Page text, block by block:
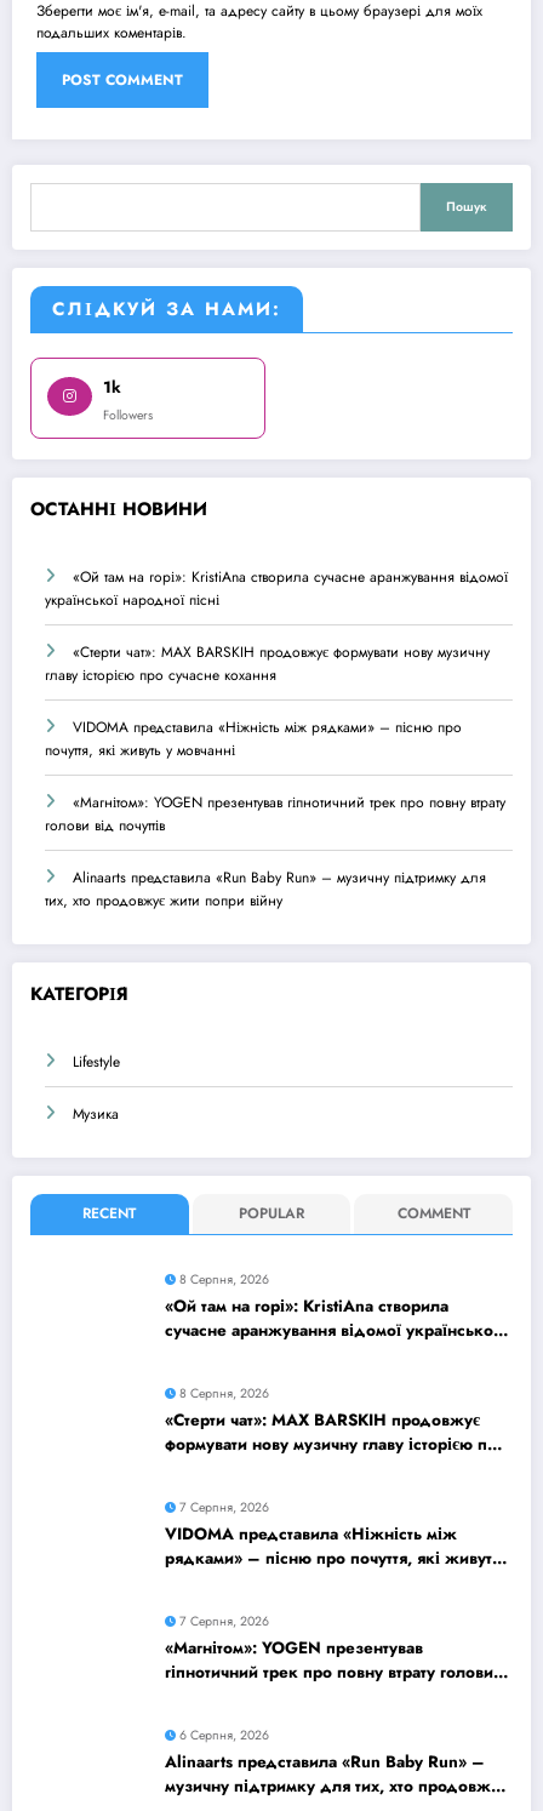
Зберегти моє ім'я, e-mail, та адресу сайту в цьому браузері для моїх
подальших коментарів.
Пошук
СЛІДКУЙ ЗА НАМИ:
1k
Followers
ОСТАННІ НОВИНИ
«Ой там на горі»: KristiAna створила сучасне аранжування відомої
української народної пісні
«Стерти чат»: MAX BARSKIH продовжує формувати нову музичну
главу історією про сучасне кохання
VIDOMA представила «Ніжність між рядками» – пісню про
почуття, які живуть у мовчанні
«Магнітом»: YOGEN презентував гіпнотичний трек про повну втрату
голови від почуттів
Alinaarts представила «Run Baby Run» – музичну підтримку для
тих, хто продовжує жити попри війну
КАТЕГОРІЯ
Lifestyle
Музика
RECENT POPULAR COMMENT
8 Серпня, 2026
«Ой там на горі»: KristiAna створила
сучасне аранжування відомої української
8 Серпня, 2026
«Стерти чат»: MAX BARSKIH продовжує
формувати нову музичну главу історією про
7 Серпня, 2026
VIDOMA представила «Ніжність між
рядками» – пісню про почуття, які живуть
7 Серпня, 2026
«Магнітом»: YOGEN презентував
гіпнотичний трек про повну втрату голови
6 Серпня, 2026
Alinaarts представила «Run Baby Run» –
музичну підтримку для тих, хто продовжує